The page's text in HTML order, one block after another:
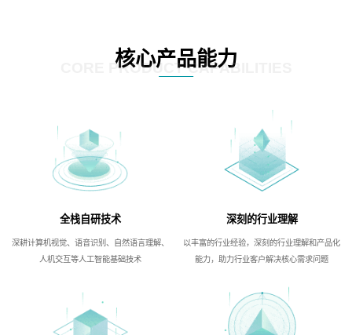
核心产品能力
CORE PRODUCT CAPABILITIES
全栈自研技术
深耕计算机视觉、语音识别、自然语言理解、
人机交互等人工智能基础技术
深刻的行业理解
以丰富的行业经验，深刻的行业理解和产品化
能力，助力行业客户解决核心需求问题